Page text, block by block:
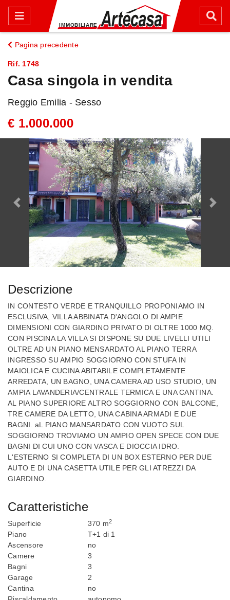
Rif. 1748
Casa singola in vendita
Pagina precedente
Reggio Emilia - Sesso
€ 1.000.000
Descrizione
IN CONTESTO VERDE E TRANQUILLO PROPONIAMO IN
ESCLUSIVA, VILLA ABBINATA D'ANGOLO DI AMPIE
DIMENSIONI CON GIARDINO PRIVATO DI OLTRE 1000 MQ.
CON PISCINA LA VILLA SI DISPONE SU DUE LIVELLI UTILI
OLTRE AD UN PIANO MENSARDATO AL PIANO TERRA
INGRESSO SU AMPIO SOGGIORNO CON STUFA IN
MAIOLICA E CUCINA ABITABILE COMPLETAMENTE
ARREDATA, UN BAGNO, UNA CAMERA AD USO STUDIO, UN
AMPIA LAVANDERIA/CENTRALE TERMICA E UNA CANTINA.
AL PIANO SUPERIORE ALTRO SOGGIORNO CON BALCONE,
TRE CAMERE DA LETTO, UNA CABINA ARMADI E DUE
BAGNI. aL PIANO MANSARDATO CON VUOTO SUL
SOGGIORNO TROVIAMO UN AMPIO OPEN SPECE CON DUE
BAGNI DI CUI UNO CON VASCA E DIOCCIA IDRO.
L'ESTERNO SI COMPLETA DI UN BOX ESTERNO PER DUE
AUTO E DI UNA CASETTA UTILE PER GLI ATREZZI DA
GIARDINO.
Caratteristiche
Superficie 370 m2
Piano
T+1 di 1
Ascensore
no
Camere
3
Bagni
3
Garage
2
Cantina
no